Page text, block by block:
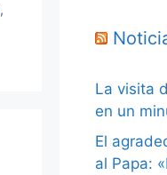
,
La visita
en un
El
al Papa: